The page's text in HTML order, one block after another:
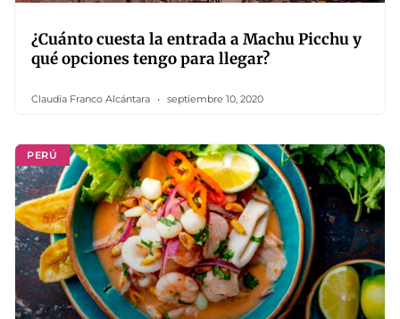
¿Cuánto cuesta la entrada a Machu Picchu y
qué opciones tengo para llegar?
Claudia Franco Alcántara septiembre 10, 2020
PERÚ